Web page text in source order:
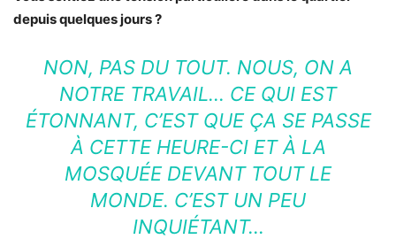
depuis quelques jours ?
NON, PAS DU TOUT. NOUS, ON A
NOTRE TRAVAIL… CE QUI EST
ÉTONNANT, C’EST QUE ÇA SE PASSE
À CETTE HEURE-CI ET À LA
MOSQUÉE DEVANT TOUT LE
MONDE. C’EST UN PEU
INQUIÉTANT…